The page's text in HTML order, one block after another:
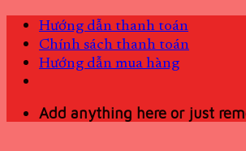
Skip
content
Hướng dẫn thanh toán
Chính sách thanh toán
Hướng dẫn mua hàng
Add anything here or just